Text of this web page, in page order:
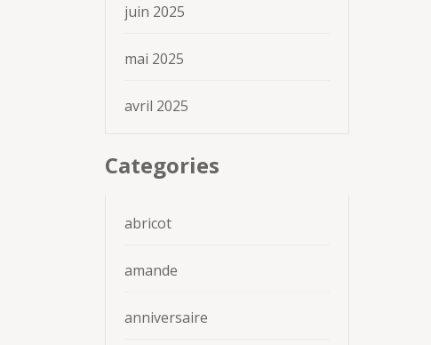
juin 2025
mai 2025
avril 2025
Categories
abricot
amande
anniversaire